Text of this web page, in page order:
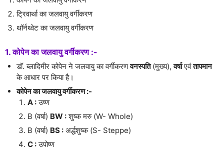
ट्रिवार्था का जलवायु वर्गीकरण
थॉर्नथ्वेट का जलवायु वर्गीकरण
1. कोपेन का जलवायु वर्गीकरण :-
डॉ. ब्लादिमीर कोपेन ने जलवायु का वर्गीकरणवनस्पति(मुख्य),वर्षाएवंतापमान
के आधार पर किया है।
कोपेन का जलवायु वर्गीकरण :-
A :उष्ण
B (वर्षा) BW :शुष्क मरु (W- Whole)
B (वर्षा) BS : अर्द्धशुष्क (S- Steppe)
C :उपोष्ण